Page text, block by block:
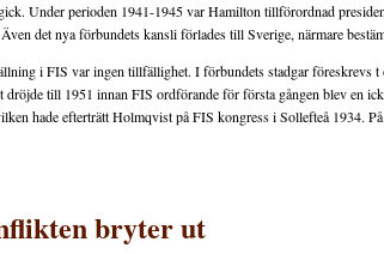
Under perioden 1941-1945 var Hamilton tillförordnad
det nya förbundets kansli förlades till Sverige, närmare
i FIS var ingen tillfällighet. I förbundets stadgar föreskrevs t
dröjde till 1951 innan FIS ordförande för första gången blev en
hade efterträtt Holmqvist på FIS kongress i Sollefteå 1934.
bryter ut